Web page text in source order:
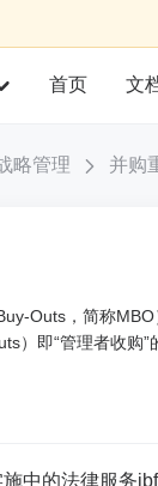
首页 文
略管理 并购
Outs，简称
）即“管理者收购”
法律服务ibf中小型